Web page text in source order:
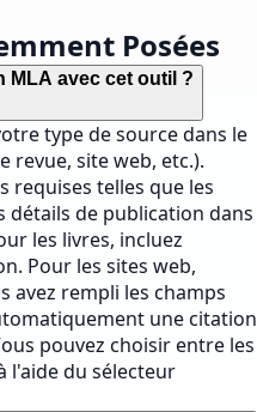
Posées
MLA avec cet outil ?
type de source dans le
revue, site web, etc.).
requises telles que les
détails de publication dans
les livres, incluez
Pour les sites web,
avez rempli les champs
une citation
pouvez choisir entre les
l'aide du sélecteur